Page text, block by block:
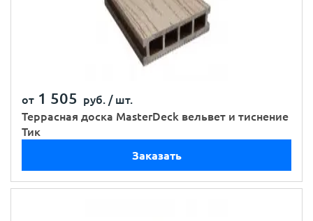
от 1 505 руб. / шт.
Террасная доска MasterDeck вельвет и тиснение
Тик
Заказать